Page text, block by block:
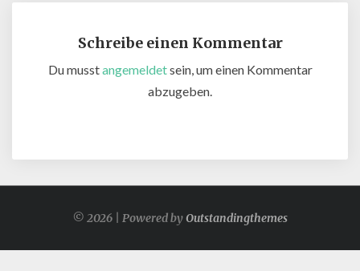
Schreibe einen Kommentar
Du musstangemeldetsein, um einen Kommentar
abzugeben.
© 2026 | Powered byOutstandingthemes